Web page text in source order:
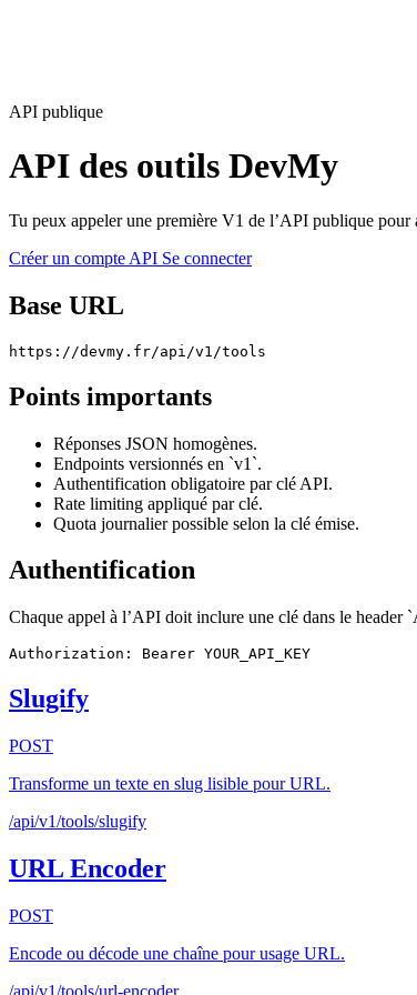
API publique
API des outils DevMy
Tu peux appeler une première V1 de l’API publique
Créer un compte API Se connecter
Base URL
https://devmy.fr/api/v1/tools
Points importants
Réponses JSON homogènes.
Endpoints versionnés en `v1`.
Authentification obligatoire par clé API.
Rate limiting appliqué par clé.
Quota journalier possible selon la clé émise.
Authentification
Chaque appel à l’API doit inclure une clé dans le
Authorization: Bearer YOUR_API_KEY
Slugify
POST
Transforme un texte en slug lisible pour URL.
/api/v1/tools/slugify
URL Encoder
POST
Encode ou décode une chaîne pour usage URL.
/api/v1/tools/url-encoder